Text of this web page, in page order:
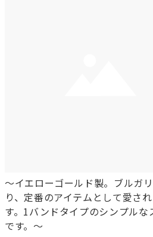
～イエローゴールド製。ブルガ
り、定番のアイテムとして愛さ
す。1バンドタイプのシンプル
です。～